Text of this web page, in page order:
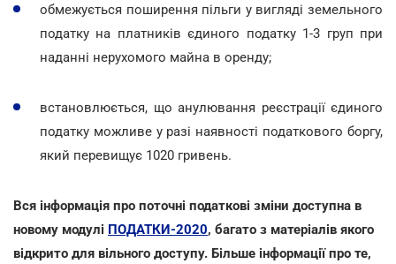
обмежується поширення пільги у вигляді земельного
податку на платників єдиного податку 1-3 груп при
наданні нерухомого майна в оренду;
встановлюється, що анулювання реєстрації єдиного
податку можливе у разі наявності податкового боргу,
який перевищує 1020 гривень.
Вся інформація про поточні податкові зміни доступна в
новому модулі ПОДАТКИ-2020, багато з матеріалів якого
відкрито для вільного доступу. Більше інформації про те,